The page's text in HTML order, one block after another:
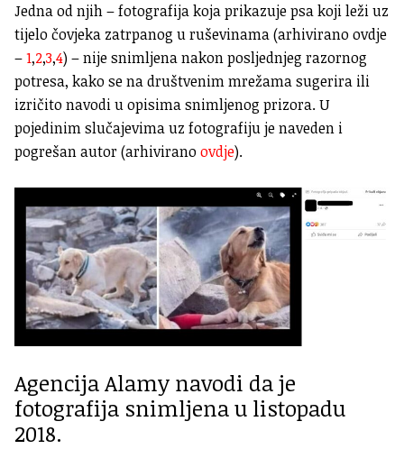
Jedna od njih – fotografija koja prikazuje psa koji leži uz
tijelo čovjeka zatrpanog u ruševinama (arhivirano ovdje
–1,2,3,4) – nije snimljena nakon posljednjeg razornog
potresa, kako se na društvenim mrežama sugerira ili
izričito navodi u opisima snimljenog prizora. U
pojedinim slučajevima uz fotografiju je naveden i
pogrešan autor (arhiviranoovdje).
Agencija Alamy navodi da je
fotografija snimljena u listopadu
2018.